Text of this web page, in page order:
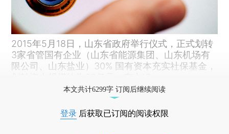
2015年5月18日，山东省政府举行仪式，正式划转
3家省管国有企业（山东省能源集团、山东机场有
限公司、山东盐业）30% 国有资本充实社保基金，
本文共计6299字 订阅后继续阅读
登录 后获取已订阅的阅读权限